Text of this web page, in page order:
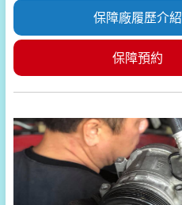
保障廠履歷介紹
保障預約